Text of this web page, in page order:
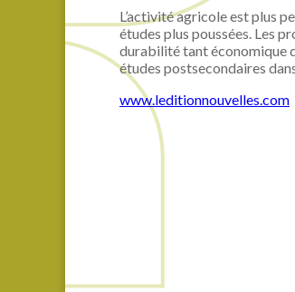
L’activité agricole est plus
études plus poussées. Les
durabilité tant économique
études postsecondaires
www.leditionnouvelles.com